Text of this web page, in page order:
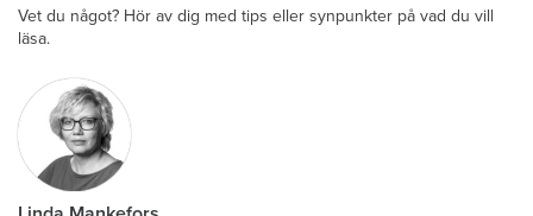
Vet du något? Hör av dig med tips eller synpunkter på vad du vill
läsa.